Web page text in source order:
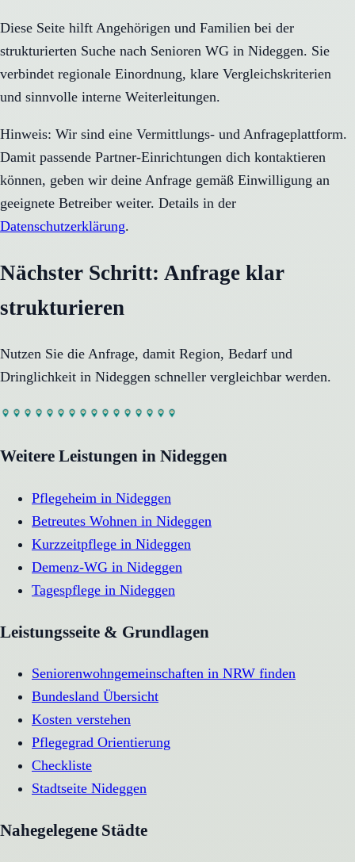
Diese Seite hilft Angehörigen und Familien bei der
strukturierten Suche nach Senioren WG in Nideggen. Sie
verbindet regionale Einordnung, klare Vergleichskriterien
und sinnvolle interne Weiterleitungen.
Hinweis: Wir sind eine Vermittlungs- und Anfrageplattform.
Damit passende Partner-Einrichtungen dich kontaktieren
können, geben wir deine Anfrage gemäß Einwilligung an
geeignete Betreiber weiter. Details in der
Datenschutzerklärung.
Nächster Schritt: Anfrage klar
strukturieren
Nutzen Sie die Anfrage, damit Region, Bedarf und
Dringlichkeit in Nideggen schneller vergleichbar werden.
Weitere Leistungen in Nideggen
Pflegeheim in Nideggen
Betreutes Wohnen in Nideggen
Kurzzeitpflege in Nideggen
Demenz-WG in Nideggen
Tagespflege in Nideggen
Leistungsseite & Grundlagen
Seniorenwohngemeinschaften in NRW finden
Bundesland Übersicht
Kosten verstehen
Pflegegrad Orientierung
Checkliste
Stadtseite Nideggen
Nahegelegene Städte